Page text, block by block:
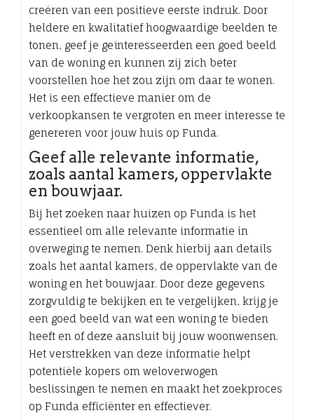
creëren van een positieve eerste indruk. Door
heldere en kwalitatief hoogwaardige beelden te
tonen, geef je geïnteresseerden een goed beeld
van de woning en kunnen zij zich beter
voorstellen hoe het zou zijn om daar te wonen.
Het is een effectieve manier om de
verkoopkansen te vergroten en meer interesse te
genereren voor jouw huis op Funda.
Geef alle relevante informatie,
zoals aantal kamers, oppervlakte
en bouwjaar.
Bij het zoeken naar huizen op Funda is het
essentieel om alle relevante informatie in
overweging te nemen. Denk hierbij aan details
zoals het aantal kamers, de oppervlakte van de
woning en het bouwjaar. Door deze gegevens
zorgvuldig te bekijken en te vergelijken, krijg je
een goed beeld van wat een woning te bieden
heeft en of deze aansluit bij jouw woonwensen.
Het verstrekken van deze informatie helpt
potentiële kopers om weloverwogen
beslissingen te nemen en maakt het zoekproces
op Funda efficiënter en effectiever.